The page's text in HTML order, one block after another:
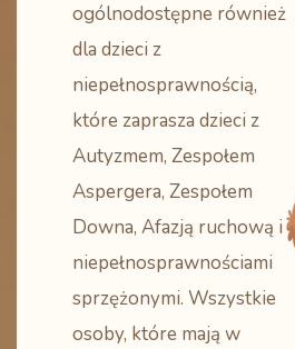
ogólnodostępne również
dla dzieci z
niepełnosprawnością,
które zaprasza dzieci z
Autyzmem, Zespołem
Aspergera, Zespołem
Downa, Afazją ruchową i
niepełnosprawnościami
sprzężonymi. Wszystkie
osoby, które mają w